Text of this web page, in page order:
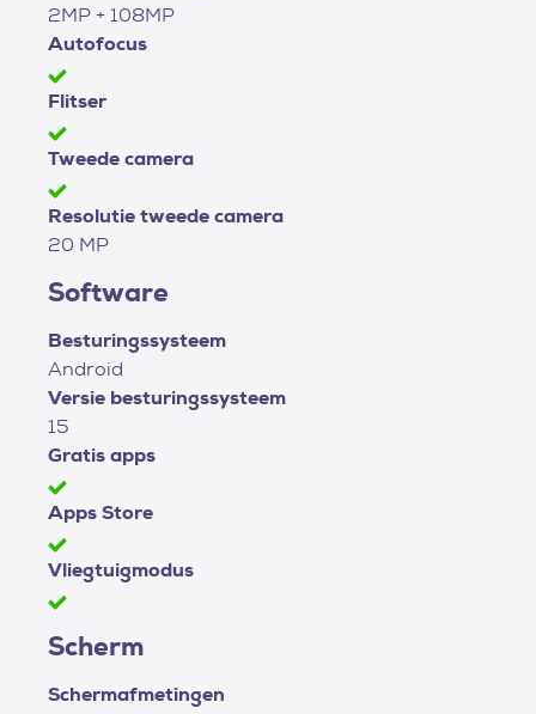
2MP + 108MP
Autofocus
Flitser
Tweede camera
Resolutie tweede camera
20 MP
Software
Besturingssysteem
Android
Versie besturingssysteem
15
Gratis apps
Apps Store
Vliegtuigmodus
Scherm
Schermafmetingen